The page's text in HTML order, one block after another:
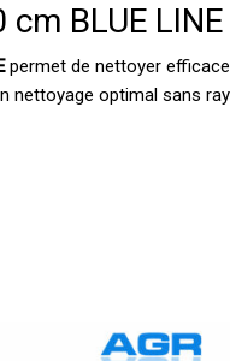
BLUE LINE
permet de nettoyer
nettoyage optimal sans